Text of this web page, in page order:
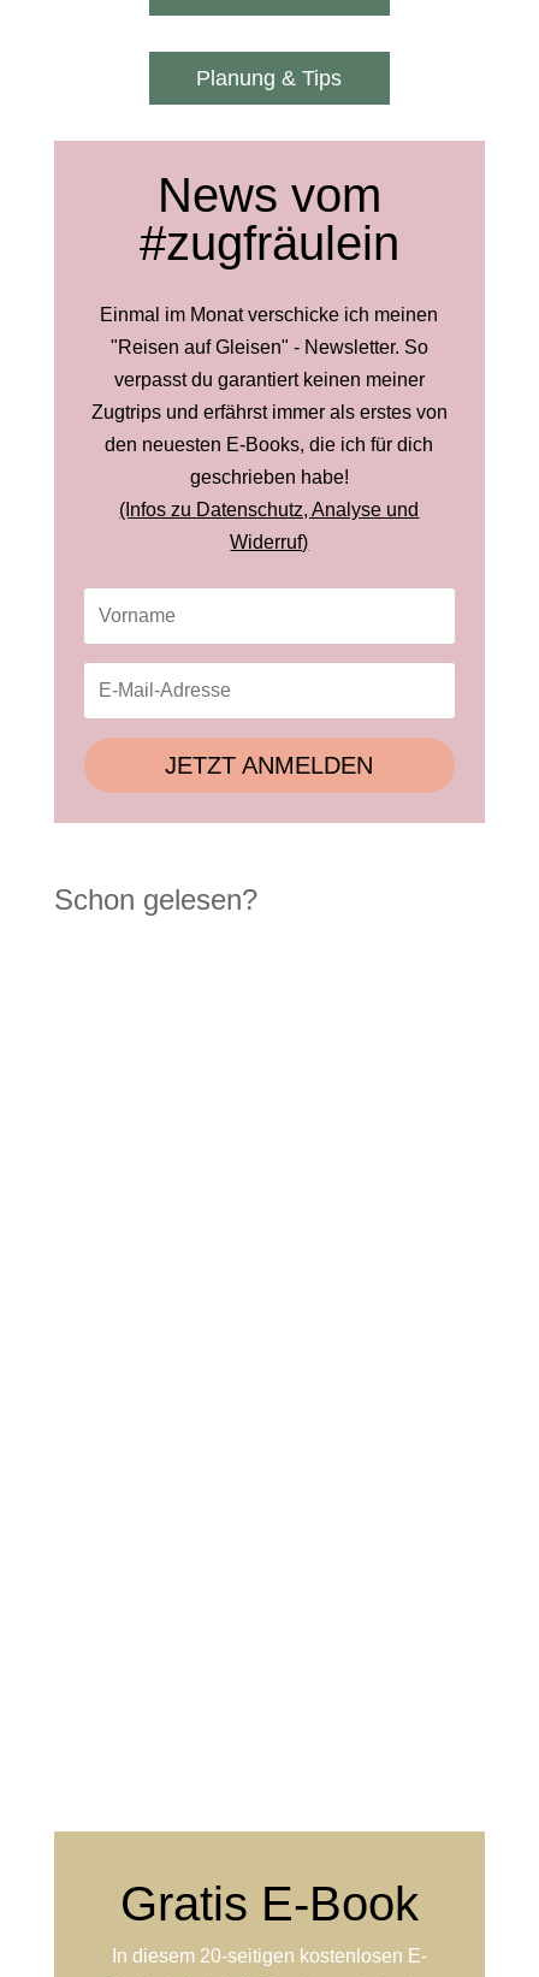
Planung & Tips
News vom
#zugfräulein
Einmal im Monat verschicke ich meinen
"Reisen auf Gleisen" - Newsletter. So
verpasst du garantiert keinen meiner
Zugtrips und erfährst immer als erstes von
den neuesten E-Books, die ich für dich
geschrieben habe!
(Infos zu Datenschutz, Analyse und
Widerruf)
JETZT ANMELDEN
Schon gelesen?
Gratis E-Book
In diesem 20-seitigen kostenlosen E-